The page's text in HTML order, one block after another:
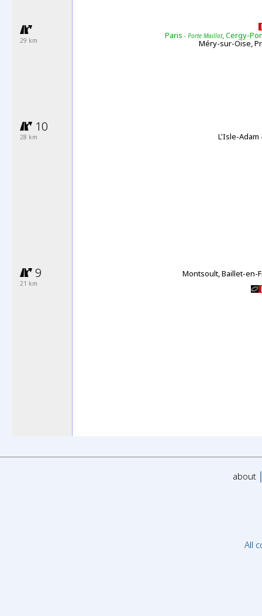
29 km Paris - Porte Maillot, Cergy-
Méry-sur-Oise,
10
28 km L'Isle-Adam
9
21 km
Montsoult, Baillet-en-
about
All